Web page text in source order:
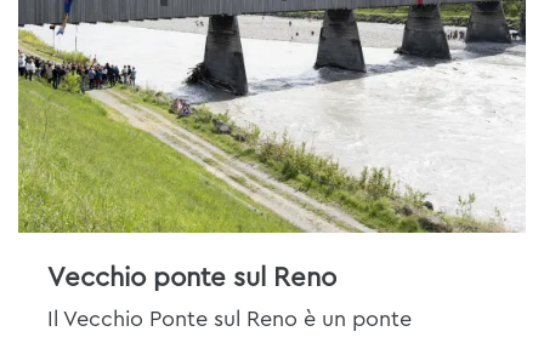
Vecchio ponte sul Reno
Il Vecchio Ponte sul Reno è un ponte